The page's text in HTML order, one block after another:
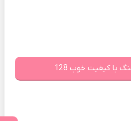
با کیفیت خوب 128